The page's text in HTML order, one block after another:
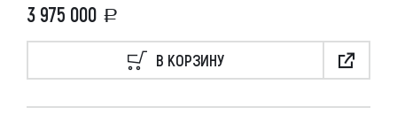
3 975 000
В КОРЗИНУ